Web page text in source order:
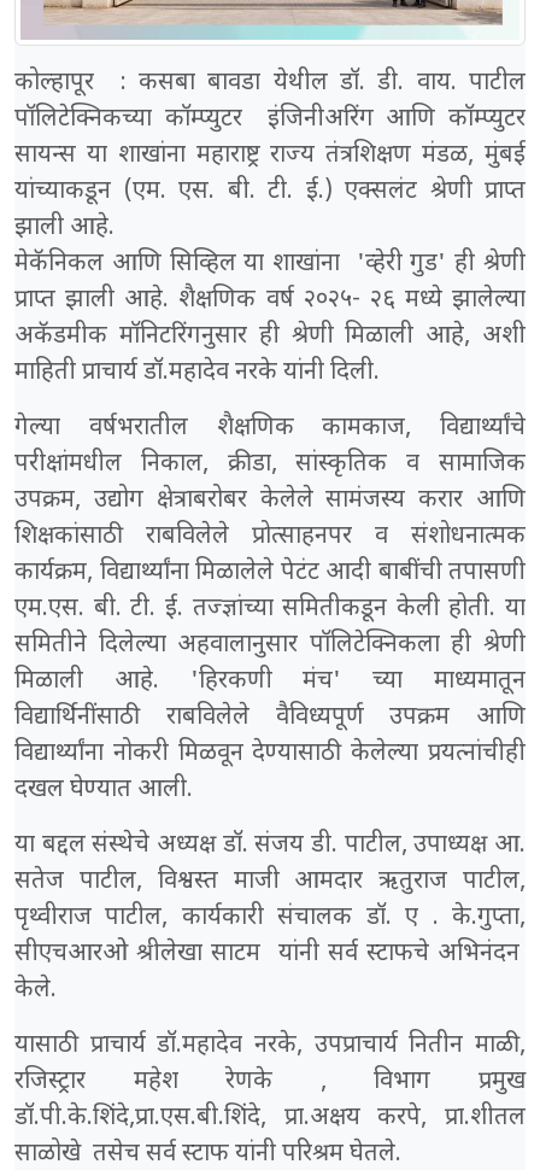
कोल्हापूर : कसबा बावडा येथील डॉ. डी. वाय. पाटील
पॉलिटेक्निकच्या कॉम्प्युटर इंजिनीअरिंग आणि कॉम्प्युटर
सायन्स या शाखांना महाराष्ट्र राज्य तंत्रशिक्षण मंडळ, मुंबई
यांच्याकडून (एम. एस. बी. टी. ई.) एक्सलंट श्रेणी प्राप्त
झाली आहे.
मेकॅनिकल आणि सिव्हिल या शाखांना 'व्हेरी गुड' ही श्रेणी
प्राप्त झाली आहे. शैक्षणिक वर्ष २०२५- २६ मध्ये झालेल्या
अकॅडमीक मॉनिटरिंगनुसार ही श्रेणी मिळाली आहे, अशी
माहिती प्राचार्य डॉ.महादेव नरके यांनी दिली.
गेल्या वर्षभरातील शैक्षणिक कामकाज, विद्यार्थ्यांचे
परीक्षांमधील निकाल, क्रीडा, सांस्कृतिक व सामाजिक
उपक्रम, उद्योग क्षेत्राबरोबर केलेले सामंजस्य करार आणि
शिक्षकांसाठी राबविलेले प्रोत्साहनपर व संशोधनात्मक
कार्यक्रम, विद्यार्थ्यांना मिळालेले पेटंट आदी बाबींची तपासणी
एम.एस. बी. टी. ई. तज्ज्ञांच्या समितीकडून केली होती. या
समितीने दिलेल्या अहवालानुसार पॉलिटेक्निकला ही श्रेणी
मिळाली आहे. 'हिरकणी मंच' च्या माध्यमातून
विद्यार्थिनींसाठी राबविलेले वैविध्यपूर्ण उपक्रम आणि
विद्यार्थ्यांना नोकरी मिळवून देण्यासाठी केलेल्या प्रयत्नांचीही
दखल घेण्यात आली.
या बद्दल संस्थेचे अध्यक्ष डॉ. संजय डी. पाटील, उपाध्यक्ष आ.
सतेज पाटील, विश्वस्त माजी आमदार ऋतुराज पाटील,
पृथ्वीराज पाटील, कार्यकारी संचालक डॉ. ए . के.गुप्ता,
सीएचआरओ श्रीलेखा साटम यांनी सर्व स्टाफचे अभिनंदन
केले.
यासाठी प्राचार्य डॉ.महादेव नरके, उपप्राचार्य नितीन माळी,
रजिस्ट्रार महेश रेणके , विभाग प्रमुख
डॉ.पी.के.शिंदे,प्रा.एस.बी.शिंदे, प्रा.अक्षय करपे, प्रा.शीतल
साळोखे तसेच सर्व स्टाफ यांनी परिश्रम घेतले.